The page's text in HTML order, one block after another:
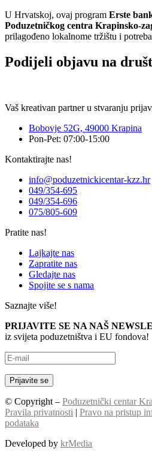
U Hrvatskoj, ovaj program Erste
Poduzetničkog centra Krapinsko-
prilagođeno lokalnome tržištu i
Podijeli objavu na
Vaš kreativan partner u stvaranju
Bobovje 52G, 49000 Krapina
Pon-Pet: 07:00-15:00
Kontaktirajte nas!
info@poduzetnickicentar-kzz.hr
049/354-695
049/354-696
075/805-609
Pratite nas!
Lajkajte nas
Zapratite nas
Gledajte nas
Spojite se s nama
Saznajte više!
PRIJAVITE SE NA NAŠ
iz svijeta poduzetništva i EU fondova!
© Copyright – Poduzetnički centar
Pravila privatnosti | Pravo na pristup
podataka
Developed by krMedia